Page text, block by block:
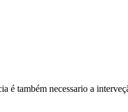
é também necessario a